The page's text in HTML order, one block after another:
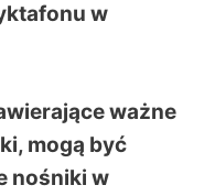
w
ważne
mogą być
nośniki w